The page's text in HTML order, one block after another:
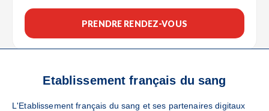
PRENDRE RENDEZ-VOUS
Etablissement français du sang
L'Etablissement français du sang et ses partenaires digitaux